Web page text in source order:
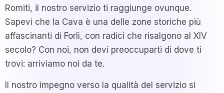
Romiti, il nostro servizio ti raggiunge ovunque.
Sapevi che la Cava è una delle zone storiche più
affascinanti di Forlì, con radici che risalgono al XIV
secolo? Con noi, non devi preoccuparti di dove ti
trovi: arriviamo noi da te.
Il nostro impegno verso la qualità del servizio si